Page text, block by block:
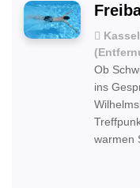
Ob
ins
warmen